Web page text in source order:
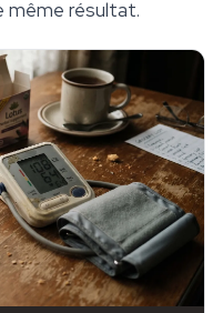
même résultat.